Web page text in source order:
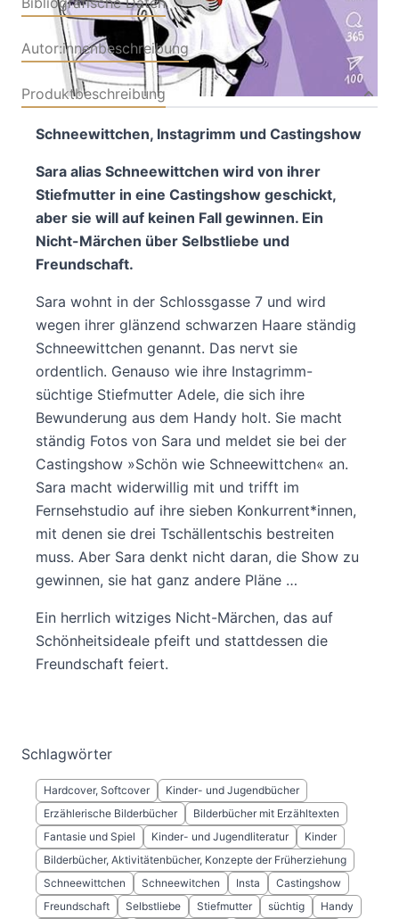
Autor:innenbeschreibung
Produktbeschreibung
Schneewittchen, Instagrimm und Castingshow
Sara alias Schneewittchen wird von ihrer
Stiefmutter in eine Castingshow geschickt,
aber sie will auf keinen Fall gewinnen. Ein
Nicht-Märchen über Selbstliebe und
Freundschaft.
Sara wohnt in der Schlossgasse 7 und wird
wegen ihrer glänzend schwarzen Haare ständig
Schneewittchen genannt. Das nervt sie
ordentlich. Genauso wie ihre Instagrimm-
süchtige Stiefmutter Adele, die sich ihre
Bewunderung aus dem Handy holt. Sie macht
ständig Fotos von Sara und meldet sie bei der
Castingshow »Schön wie Schneewittchen« an.
Sara macht widerwillig mit und trifft im
Fernsehstudio auf ihre sieben Konkurrent*innen,
mit denen sie drei Tschällentschis bestreiten
muss. Aber Sara denkt nicht daran, die Show zu
gewinnen, sie hat ganz andere Pläne …
Ein herrlich witziges Nicht-Märchen, das auf
Schönheitsideale pfeift und stattdessen die
Freundschaft feiert.
Schlagwörter
Hardcover, Softcover
Kinder- und Jugendbücher
Erzählerische Bilderbücher
Bilderbücher mit Erzähltexten
Fantasie und Spiel
Kinder- und Jugendliteratur
Kinder
Bilderbücher, Aktivitätenbücher, Konzepte der Früherziehung
Schneewittchen
Schneewitchen Insta
Castingshow
Freundschaft
Selbstliebe Stiefmutter süchtig Handy